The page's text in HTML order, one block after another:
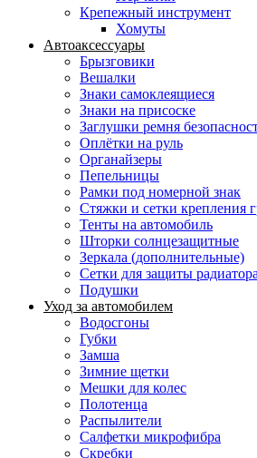
Крепежный инструмент
Хомуты
Автоаксессуары
Брызговики
Вешалки
Знаки самоклеящиеся
Знаки на присоске
Заглушки ремня
Оплётки на руль
Органайзеры
Пепельницы
Рамки под номерной знак
Стяжки и сетки крепления
Тенты на автомобиль
Шторки солнцезащитные
Зеркала (дополнительные)
Сетки для защиты радиатора
Подушки
Уход за автомобилем
Водосгоны
Губки
Замша
Зимние щетки
Мешки для колес
Полотенца
Распылители
Салфетки микрофибра
Скребки